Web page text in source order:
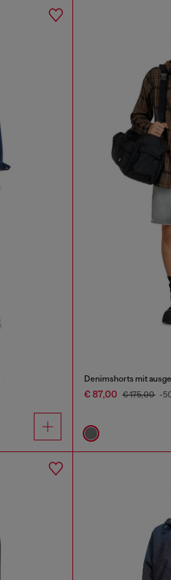
Denimshorts mit
€ 87,00 € 175,00 -